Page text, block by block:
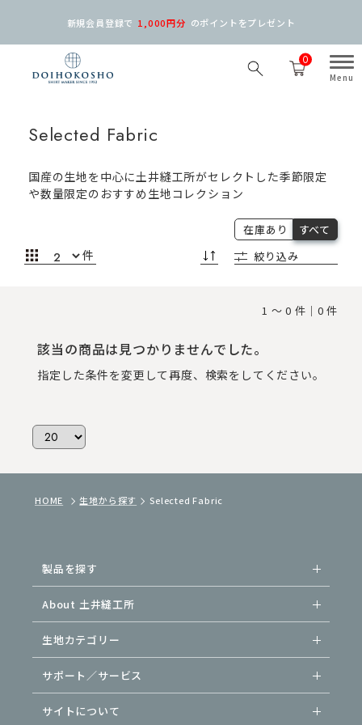
0
新規会員登録で 1,000円分 のポイントをプレゼント
Selected Fabric
国産の生地を中心に土井縫工所がセレクトした季節限定
や数量限定のおすすめ生地コレクション
件
在庫あり
すべて
絞り込み
1 ～ 0 件｜0 件
該当の商品は見つかりませんでした。
指定した条件を変更して再度、検索をしてください。
HOME 生地から探す Selected Fabric
製品を探す
About 土井縫工所
生地カテゴリー
サポート／サービス
サイトについて